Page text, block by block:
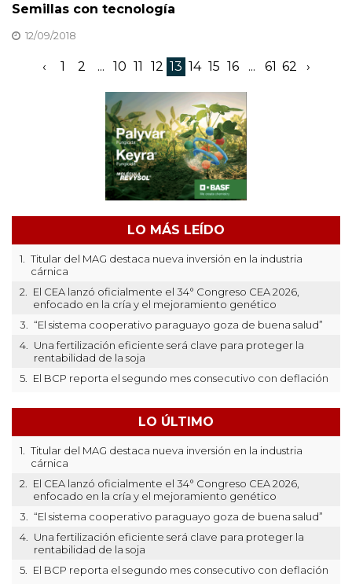
Semillas con tecnología
12/09/2018
‹ 1 2 ... 10 11 12 13 14 15 16 ... 61 62 ›
LO MÁS LEÍDO
1.
Titular del MAG destaca nueva inversión en la industria
cárnica
2.
El CEA lanzó oficialmente el 34° Congreso CEA 2026,
enfocado en la cría y el mejoramiento genético
3.
“El sistema cooperativo paraguayo goza de buena salud”
4.
Una fertilización eficiente será clave para proteger la
rentabilidad de la soja
5.
El BCP reporta el segundo mes consecutivo con deflación
LO ÚLTIMO
1.
Titular del MAG destaca nueva inversión en la industria
cárnica
2.
El CEA lanzó oficialmente el 34° Congreso CEA 2026,
enfocado en la cría y el mejoramiento genético
3.
“El sistema cooperativo paraguayo goza de buena salud”
4.
Una fertilización eficiente será clave para proteger la
rentabilidad de la soja
5.
El BCP reporta el segundo mes consecutivo con deflación